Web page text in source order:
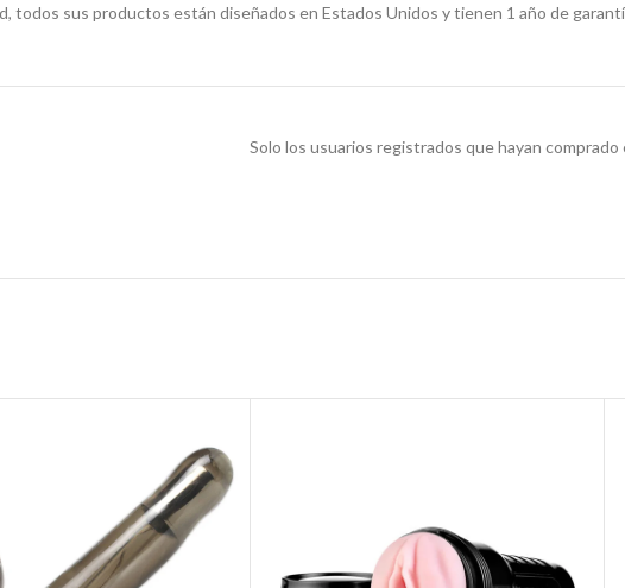
todos sus productos están diseñados en Estados Unidos y tienen 1 año de
Solo los usuarios registrados que hayan